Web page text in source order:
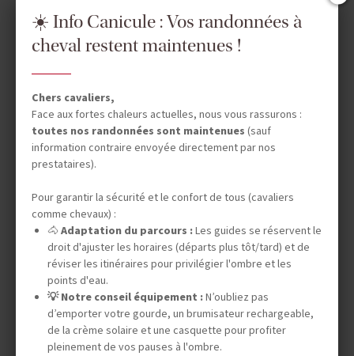
Randonnée Équestre
FANTASTIQUE EN
COLOMBIE
12 jours (7 à cheval)
DÉPARTS GARANTIS
29 nov. 2026
☀️ Info Canicule : Vos randonnées à
cheval restent maintenues !
Chers cavaliers,
Face aux fortes chaleurs actuelles, nous vous rassurons :
toutes nos randonnées sont maintenues (sauf
information contraire envoyée directement par nos
prestataires).
Pour garantir la sécurité et le confort de tous (cavaliers
comme chevaux) :
🐴 Adaptation du parcours :Les guides se réservent le
droit d'ajuster les horaires (départs plus tôt/tard) et de
réviser les itinéraires pour privilégier l'ombre et les
points d'eau.
💡 Notre conseil équipement :N’oubliez pas
d’emporter votre gourde, un brumisateur rechargeable,
de la crème solaire et une casquette pour profiter
pleinement de vos pauses à l'ombre.